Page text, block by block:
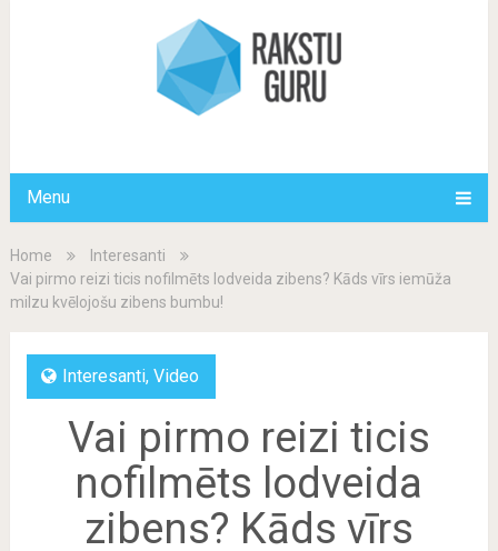
Menu
Home
Interesanti
Vai pirmo reizi ticis nofilmēts lodveida zibens? Kāds vīrs iemūža
milzu kvēlojošu zibens bumbu!
Interesanti, Video
Vai pirmo reizi ticis
nofilmēts lodveida
zibens? Kāds vīrs